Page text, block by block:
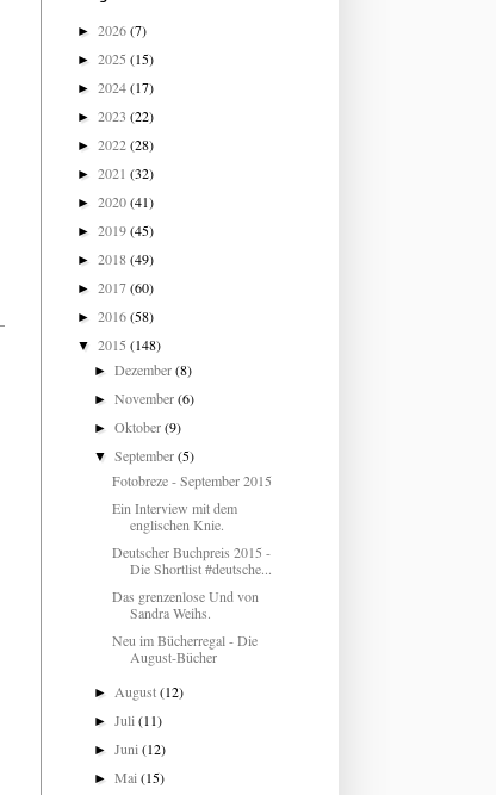
► 2026(7)
► 2025 (15)
► 2024(17)
► 2023 (22)
► 2022(28)
► 2021 (32)
► 2020(41)
► 2019(45)
► 2018(49)
► 2017(60)
► 2016(58)
▼ 2015 (148)
►Dezember(8)
►November(6)
►Oktober(9)
▼September(5)
Fotobreze - September 2015
Ein Interview mit dem
englischen Knie.
Deutscher Buchpreis 2015 -
Die Shortlist #deutsche...
Das grenzenlose Und von
Sandra Weihs.
Neu im Bücherregal - Die
August-Bücher
►August(12)
►Juli(11)
►Juni(12)
►Mai(15)